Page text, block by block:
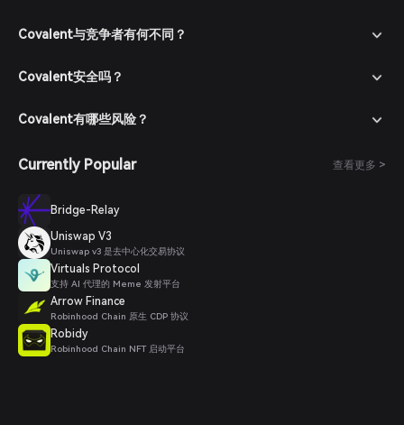
Covalent与竞争者有何不同？
Covalent安全吗？
Covalent有哪些风险？
Currently Popular 查看更多 >
Bridge-Relay
Uniswap V3
Uniswap v3 是去中心化交易协议
Virtuals Protocol
支持 AI 代理的 Meme 发射平台
Arrow Finance
Robinhood Chain 原生 CDP 协议
Robidy
Robinhood Chain NFT 启动平台